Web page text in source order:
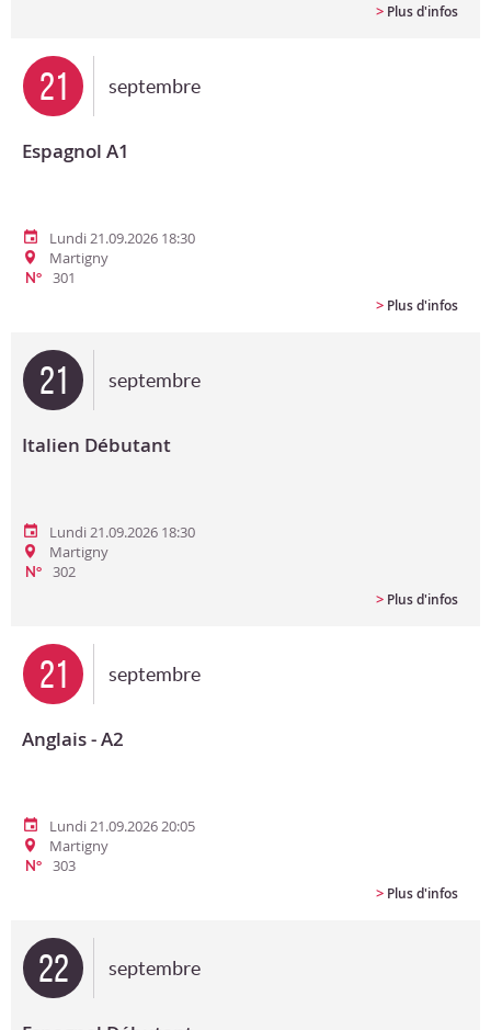
> Plus d'infos
21 septembre
Espagnol A1
Lundi 21.09.2026 18:30
Martigny
N°
301
> Plus d'infos
21 septembre
Italien Débutant
Lundi 21.09.2026 18:30
Martigny
N°
302
> Plus d'infos
21 septembre
Anglais - A2
Lundi 21.09.2026 20:05
Martigny
N°
303
> Plus d'infos
22 septembre